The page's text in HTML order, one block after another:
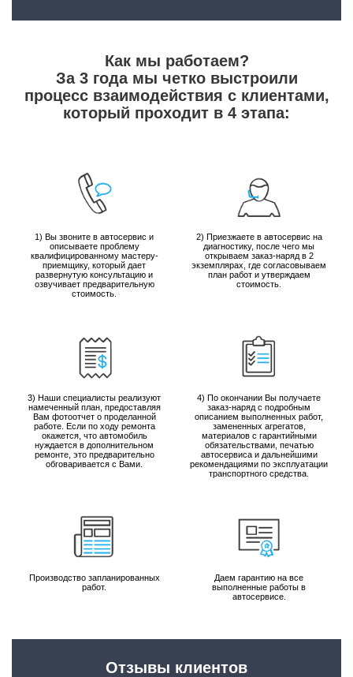
Как мы работаем?
За 3 года мы четко выстроили
процесс взаимодействия с клиентами,
который проходит в 4 этапа:
1) Вы звоните в автосервис и
описываете проблему
квалифицированному мастеру-
приемщику, который дает
развернутую консультацию и
озвучивает предварительную
стоимость.
2) Приезжаете в автосервис на
диагностику, после чего мы
открываем заказ-наряд в 2
экземплярах, где согласовываем
план работ и утверждаем
стоимость.
3) Наши специалисты реализуют
намеченный план, предоставляя
Вам фотоотчет о проделанной
работе. Если по ходу ремонта
окажется, что автомобиль
нуждается в дополнительном
ремонте, это предварительно
обговаривается с Вами.
4) По окончании Вы получаете
заказ-наряд с подробным
описанием выполненных работ,
замененных агрегатов,
материалов с гарантийными
обязательствами, печатью
автосервиса и дальнейшими
рекомендациями по эксплуатации
транспортного средства.
Производство запланированных
работ.
Даем гарантию на все
выполненные работы в
автосервисе.
Отзывы клиентов